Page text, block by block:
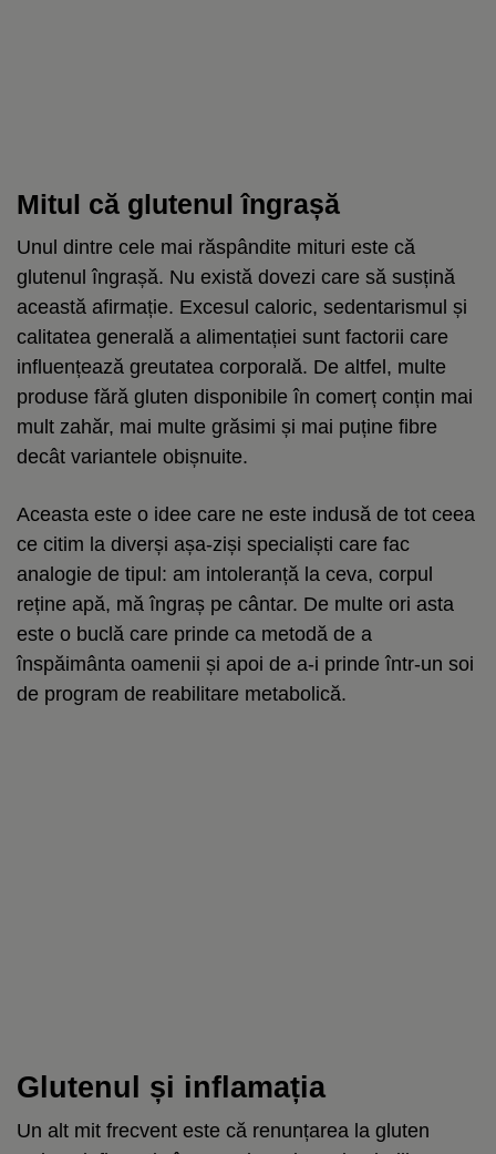
Mitul că glutenul îngrașă
Unul dintre cele mai răspândite mituri este că
glutenul îngrașă. Nu există dovezi care să susțină
această afirmație. Excesul caloric, sedentarismul și
calitatea generală a alimentației sunt factorii care
influențează greutatea corporală. De altfel, multe
produse fără gluten disponibile în comerț conțin mai
mult zahăr, mai multe grăsimi și mai puține fibre
decât variantele obișnuite.
Aceasta este o idee care ne este indusă de tot ceea
ce citim la diverși așa-ziși specialiști care fac
analogie de tipul: am intoleranță la ceva, corpul
reține apă, mă îngraș pe cântar. De multe ori asta
este o buclă care prinde ca metodă de a
înspăimânta oamenii și apoi de a-i prinde într-un soi
de program de reabilitare metabolică.
Glutenul și inflamația
Un alt mit frecvent este că renunțarea la gluten